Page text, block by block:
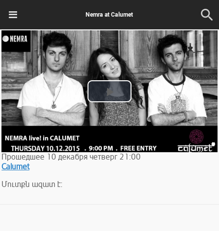
Nemra at Calumet
Play
Video
Прошедшее 10 декабря четверг 21:00
Calumet
Մուտքն ազատ է: